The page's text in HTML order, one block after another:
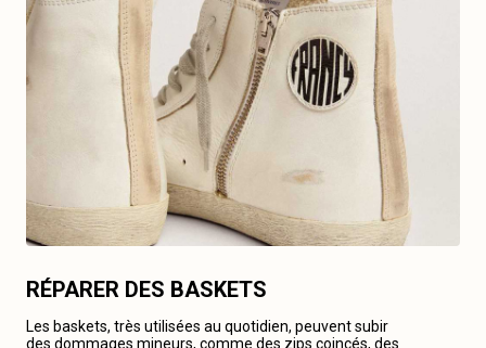
RÉPARER DES BASKETS
Les baskets, très utilisées au quotidien, peuvent subir
des dommages mineurs, comme des zips coincés, des